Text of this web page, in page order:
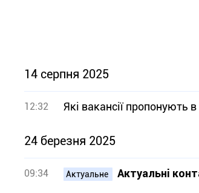
14 серпня 2025
12:32 Які вакансії пропонують
24 березня 2025
09:34 Актуальне Актуальні